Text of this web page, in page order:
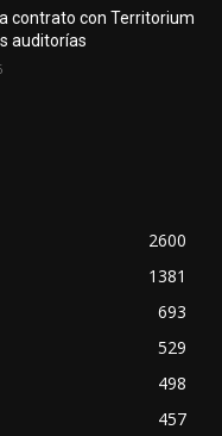
contrato con Territorium
auditorías
2600
1381
693
529
498
457